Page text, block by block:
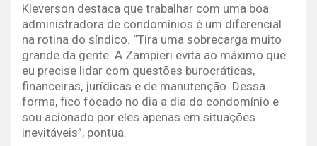
Kleverson destaca que trabalhar com uma boa
administradora de condomínios é um diferencial
na rotina do síndico. “Tira uma sobrecarga muito
grande da gente. A Zampieri evita ao máximo que
eu precise lidar com questões burocráticas,
financeiras, jurídicas e de manutenção. Dessa
forma, fico focado no dia a dia do condomínio e
sou acionado por eles apenas em situações
inevitáveis”, pontua.